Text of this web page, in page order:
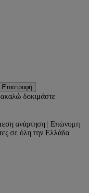
Επιστροφή
δοκιμάστε
ανάρτηση | Επώνυμη
σε όλη την Ελλάδα